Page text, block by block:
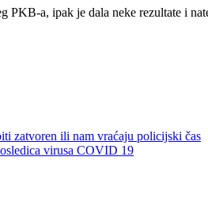
PKB-a, ipak je dala neke rezultate i
zatvoren ili nam vraćaju policijski čas
virusa COVID 19